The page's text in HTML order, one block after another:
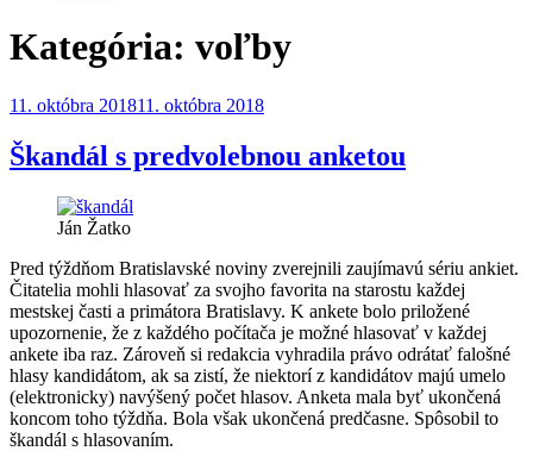
Kategória: voľby
Publikované
11. októbra 201811. októbra 2018
Škandál s predvolebnou anketou
Ján Žatko
Pred týždňom Bratislavské noviny zverejnili zaujímavú sériu ankiet.
Čitatelia mohli hlasovať za svojho favorita na starostu každej
mestskej časti a primátora Bratislavy. K ankete bolo priložené
upozornenie, že z každého počítača je možné hlasovať v každej
ankete iba raz. Zároveň si redakcia vyhradila právo odrátať falošné
hlasy kandidátom, ak sa zistí, že niektorí z kandidátov majú umelo
(elektronicky) navýšený počet hlasov. Anketa mala byť ukončená
koncom toho týždňa. Bola však ukončená predčasne. Spôsobil to
škandál s hlasovaním.